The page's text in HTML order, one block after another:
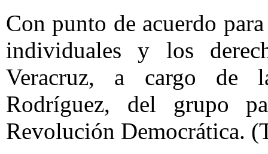
Con punto de acuerdo
individuales y los
Veracruz, a cargo de
Rodríguez, del grupo
Revolución Democrática.